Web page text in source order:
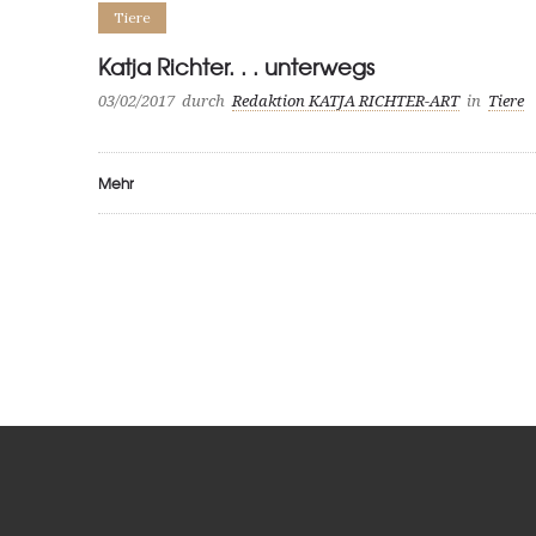
Tiere
Katja Richter. . . unterwegs
03/02/2017 durch Redaktion KATJA RICHTER-ART in Tiere
Mehr